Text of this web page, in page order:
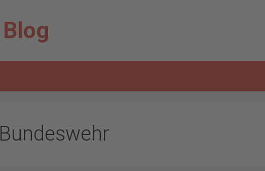
Blog
Bundeswehr